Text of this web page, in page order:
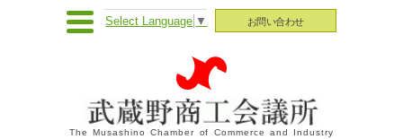
お問い合わせ
Select Language ▼
The Musashino Chamber of Commerce and Industry